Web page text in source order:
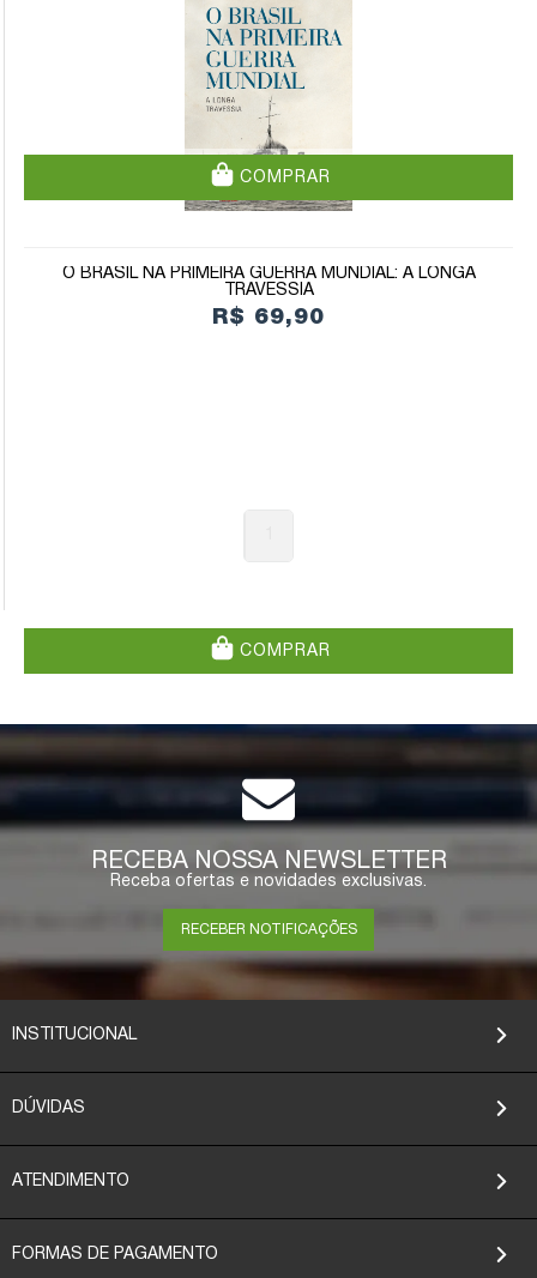
COMPRAR
O BRASIL NA PRIMEIRA GUERRA MUNDIAL: A LONGA
TRAVESSIA
R$ 69,90
COMPRAR
RECEBA NOSSA NEWSLETTER
Receba ofertas e novidades exclusivas.
RECEBER NOTIFICAÇÕES
INSTITUCIONAL
DÚVIDAS
ATENDIMENTO
FORMAS DE PAGAMENTO